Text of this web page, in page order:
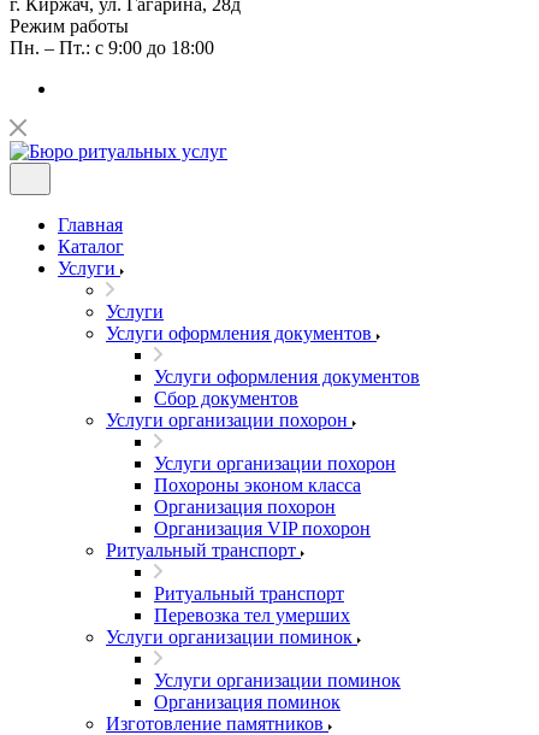
г. Киржач, ул. Гагарина, 28д
Режим работы
Пн. – Пт.: с 9:00 до 18:00
Главная
Каталог
Услуги
Услуги
Услуги оформления документов
Услуги оформления документов
Сбор документов
Услуги организации похорон
Услуги организации похорон
Похороны эконом класса
Организация похорон
Организация VIP похорон
Ритуальный транспорт
Ритуальный транспорт
Перевозка тел умерших
Услуги организации поминок
Услуги организации поминок
Организация поминок
Изготовление памятников